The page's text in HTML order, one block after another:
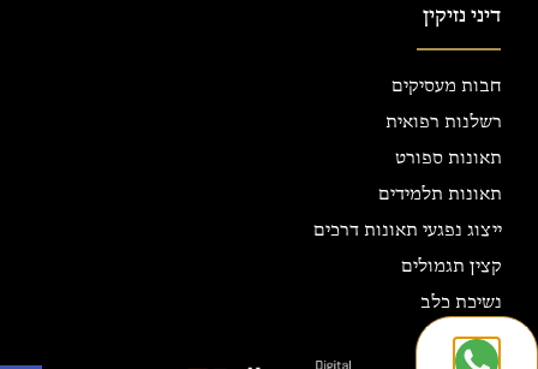
דיני נזיקין
חבות מעסיקים
רשלנות רפואית
תאונות ספורט
תאונות תלמידים
ייצוג נפגעי תאונות דרכים
קצין תגמולים
נשיכת כלב